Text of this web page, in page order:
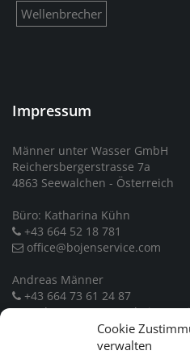
Cookie
verwalten
Wellenbrecher
Impressum
Männer unter Wasser GmbH
Reichersbergerstrasse 7a
4863 Seewalchen - Österreich
Büro: Katharina Kühn
+43 664 52 18 781
office@bojenservice.com
Andreas Männer
+43 664 73 61 24 87
UID: ATU 71158258